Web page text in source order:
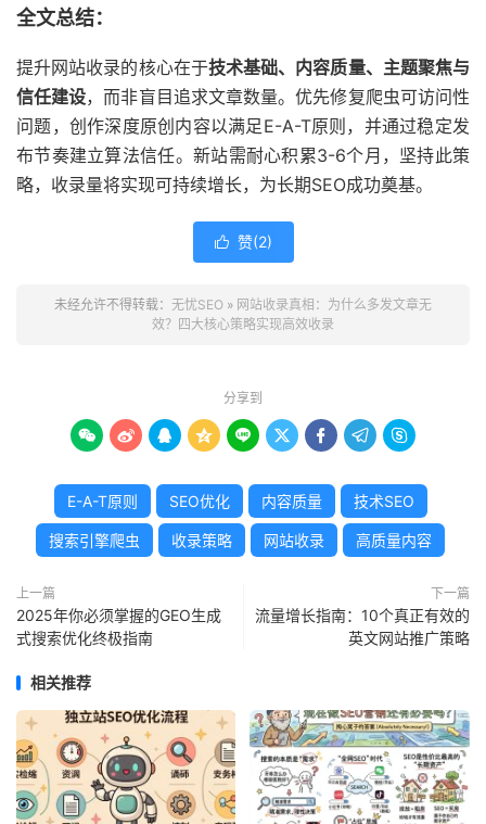
全文总结：
提升网站收录的核心在于技术基础、内容质量、主题聚焦与
信任建设，而非盲目追求文章数量。优先修复爬虫可访问性
问题，创作深度原创内容以满足E-A-T原则，并通过稳定发
布节奏建立算法信任。新站需耐心积累3-6个月，坚持此策
略，收录量将实现可持续增长，为长期SEO成功奠基。
 赞(2)
未经允许不得转载： 无忧SEO » 网站收录真相：为什么多发文章无
效？四大核心策略实现高效收录
分享到
        
E-A-T原则 SEO优化 内容质量 技术SEO
搜索引擎爬虫 收录策略 网站收录 高质量内容
上一篇
2025年你必须掌握的GEO生成
式搜索优化终极指南
下一篇
流量增长指南：10个真正有效的
英文网站推广策略
相关推荐